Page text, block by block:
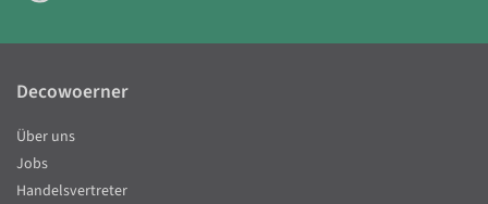
Decowoerner
Über uns
Jobs
Handelsvertreter